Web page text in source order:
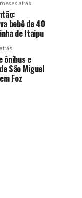
atrás
bebê de 40
de Itaipu
ônibus e
São Miguel
Foz